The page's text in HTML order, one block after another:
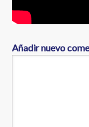
Añadir nuevo